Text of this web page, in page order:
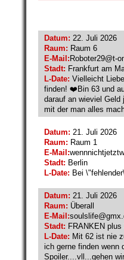
Datum: 22. Juli 2026
Raum: Raum 6
E-Mail:Roboter29@t-
Stadt: Frankfurt am
L-Date: Vielleicht
finden! ❤️Bin 63 und
darauf an wieviel
mit der man alles
Datum: 21. Juli 2026
Raum: Raum 1
E-Mail:
Stadt: Berlin
L-Date: Bei
Datum: 21. Juli 2026
Raum: Überall
E-Mail:soulslife@
Stadt: FRANKEN plus
L-Date: Mit 62 ist nie
ich gerne finden wenn
Spoiler....vll...gehen